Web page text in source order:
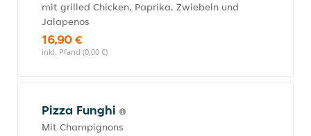
mit grilled Chicken, Paprika, Zwiebeln und
Jalapenos
16,90 €
inkl. Pfand (0,00 €)
Pizza Funghi
Mit Champignons